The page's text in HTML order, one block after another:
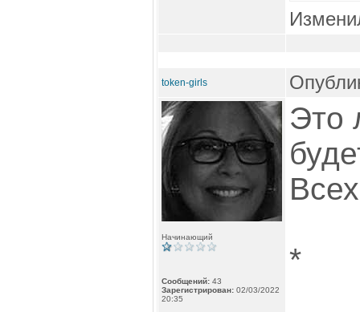
token-girls
Начинающий
Сообщений: 43
Зарегистрирован: 02/03/2022
20:35
Это
*